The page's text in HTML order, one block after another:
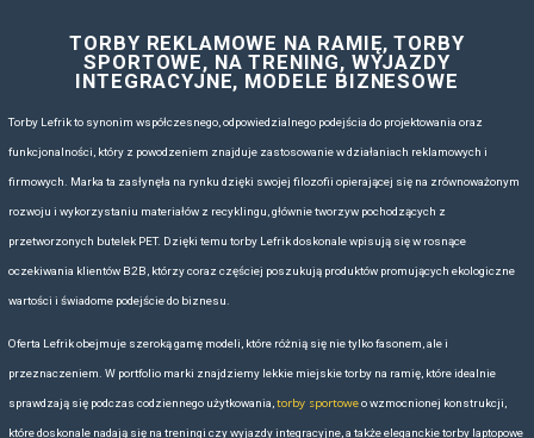
Współczesne firmy coraz świadomiej podchodzą do wyboru
reklamowych. W tym kontekście plecaki i torby od Lefrik stają się
najbardziej uniwersalnych wyborów. Marka Lefrik to nie tylko styl i
biznesowy. Plecaki Lefrik wykonane są z przetworzonych butelek
pozytywny odbiór marki wśród świadomych ekologicznie klientów i
produkty Lefrik świetnie sprawdzają się jako element strategii CSR,
praktyczny prezent firmowy.
PLECAKI REKLAMOWE NA EVENTY,